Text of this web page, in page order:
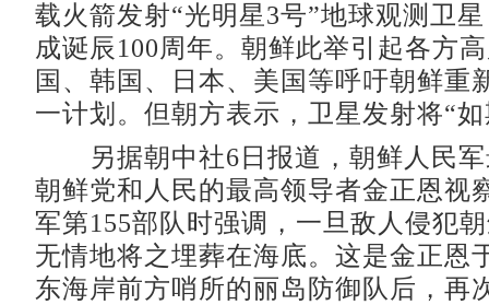
载火箭发射“光明星3号”地球观测卫
成诞辰100周年。朝鲜此举引起各方
国、韩国、日本、美国等呼吁朝鲜重
一计划。但朝方表示，卫星发射将“
另据朝中社6日报道，朝鲜人民军
朝鲜党和人民的最高领导者金正恩视
军第155部队时强调，一旦敌人侵犯
无情地将之埋葬在海底。这是金正恩
东海岸前方哨所的丽岛防御队后，再